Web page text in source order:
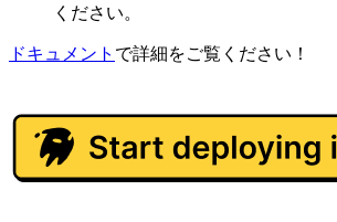
ください。
ドキュメント で詳細をご覧ください！